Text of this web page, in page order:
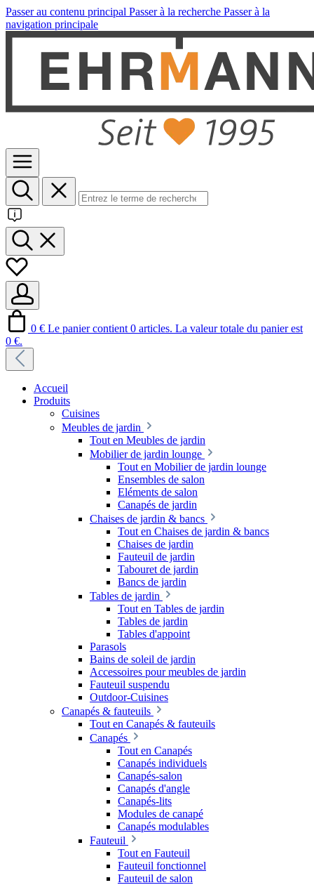
Passer au contenu principal Passer à la recherche Passer à la
navigation principale
0 € Le panier contient 0 articles. La valeur totale du panier est
0 €.
Accueil
Produits
Cuisines
Meubles de jardin
Tout en Meubles de jardin
Mobilier de jardin lounge
Tout en Mobilier de jardin lounge
Ensembles de salon
Eléments de salon
Canapés de jardin
Chaises de jardin & bancs
Tout en Chaises de jardin & bancs
Chaises de jardin
Fauteuil de jardin
Tabouret de jardin
Bancs de jardin
Tables de jardin
Tout en Tables de jardin
Tables de jardin
Tables d'appoint
Parasols
Bains de soleil de jardin
Accessoires pour meubles de jardin
Fauteuil suspendu
Outdoor-Cuisines
Canapés & fauteuils
Tout en Canapés & fauteuils
Canapés
Tout en Canapés
Canapés individuels
Canapés-salon
Canapés d'angle
Canapés-lits
Modules de canapé
Canapés modulables
Fauteuil
Tout en Fauteuil
Fauteuil fonctionnel
Fauteuil de salon